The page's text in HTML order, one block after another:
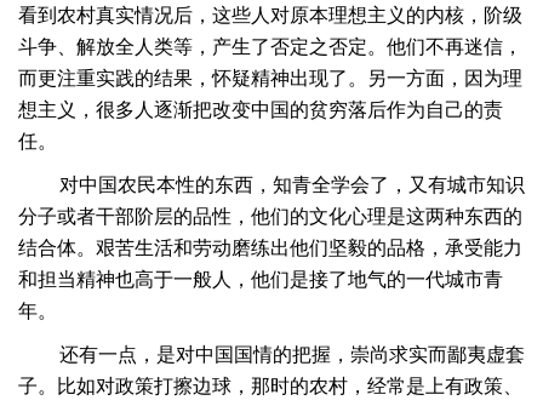
看到农村真实情况后，这些人对原本理想主义的内核，阶级
斗争、解放全人类等，产生了否定之否定。他们不再迷信，
而更注重实践的结果，怀疑精神出现了。另一方面，因为理
想主义，很多人逐渐把改变中国的贫穷落后作为自己的责
任。
对中国农民本性的东西，知青全学会了，又有城市知识
分子或者干部阶层的品性，他们的文化心理是这两种东西的
结合体。艰苦生活和劳动磨练出他们坚毅的品格，承受能力
和担当精神也高于一般人，他们是接了地气的一代城市青
年。
还有一点，是对中国国情的把握，崇尚求实而鄙夷虚套
子。比如对政策打擦边球，那时的农村，经常是上有政策、